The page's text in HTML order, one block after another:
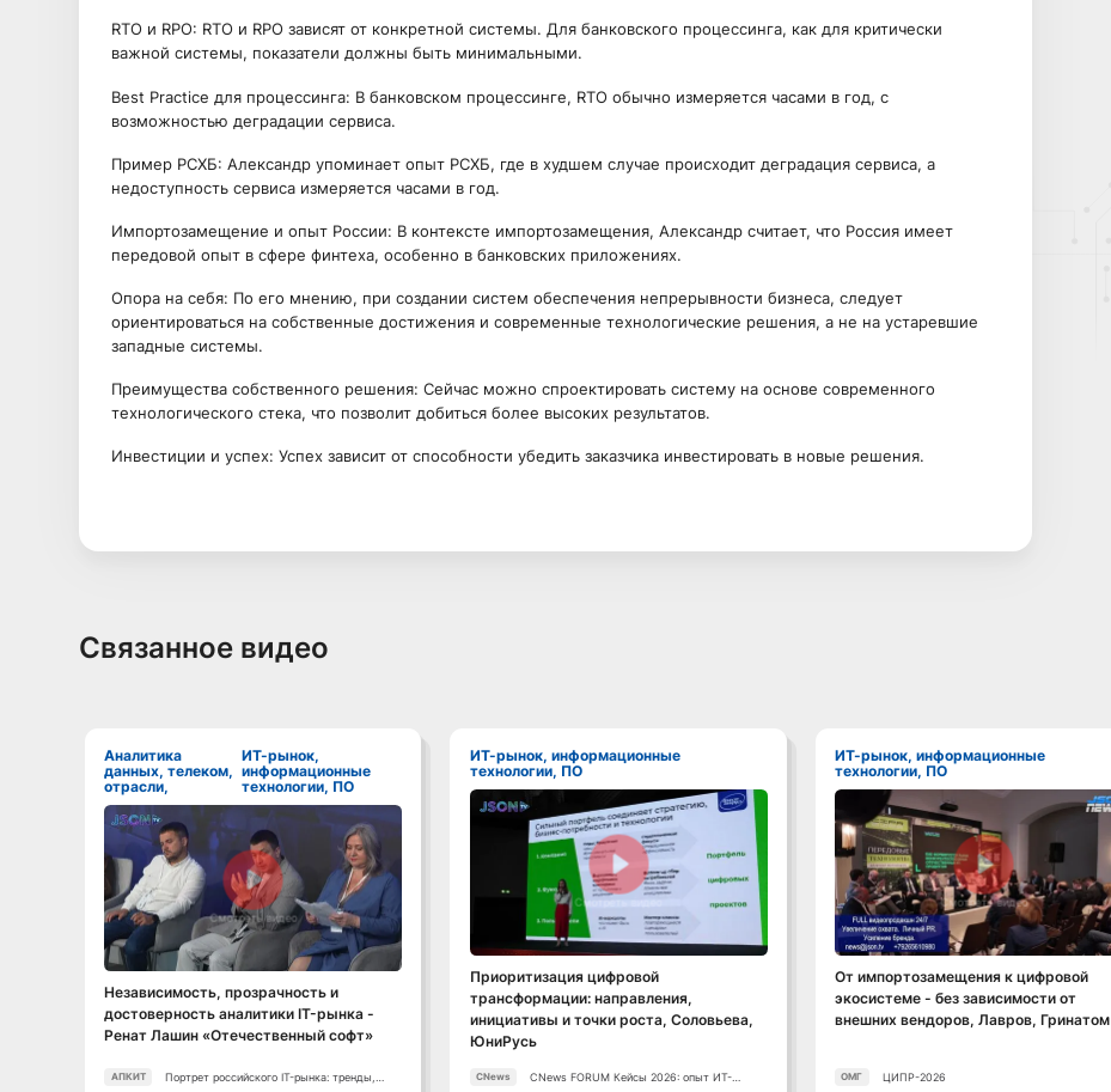
RTO и RPO: RTO и RPO зависят от конкретной системы. Для банковского процессинга, как для критически
важной системы, показатели должны быть минимальными.
Best Practice для процессинга: В банковском процессинге, RTO обычно измеряется часами в год, с
возможностью деградации сервиса.
Пример РСХБ: Александр упоминает опыт РСХБ, где в худшем случае происходит деградация сервиса, а
недоступность сервиса измеряется часами в год.
Импортозамещение и опыт России: В контексте импортозамещения, Александр считает, что Россия имеет
передовой опыт в сфере финтеха, особенно в банковских приложениях.
Опора на себя: По его мнению, при создании систем обеспечения непрерывности бизнеса, следует
ориентироваться на собственные достижения и современные технологические решения, а не на устаревшие
западные системы.
Преимущества собственного решения: Сейчас можно спроектировать систему на основе современного
технологического стека, что позволит добиться более высоких результатов.
Инвестиции и успех: Успех зависит от способности убедить заказчика инвестировать в новые решения.
Связанное видео
Аналитика
данных, телеком,
отрасли,
ИТ-рынок,
информационные
технологии, ПО
Смотреть видео
Независимость, прозрачность и
достоверность аналитики IT-рынка -
Ренат Лашин «Отечественный софт»
АПКИТ
Портрет российского IT-рынка: тренды,
ИТ-рынок, информационные
технологии, ПО
Смотреть видео
Приоритизация цифровой
трансформации: направления,
инициативы и точки роста, Соловьева,
ЮниРусь
CNews
CNews FORUM Кейсы 2026: опыт ИТ-
ИТ-рынок, информационные
технологии, ПО
Смотреть видео
От импортозамещения к цифровой
экосистеме - без зависимости от
внешних вендоров, Лавров, Гринатом
ОМГ ЦИПР-2026